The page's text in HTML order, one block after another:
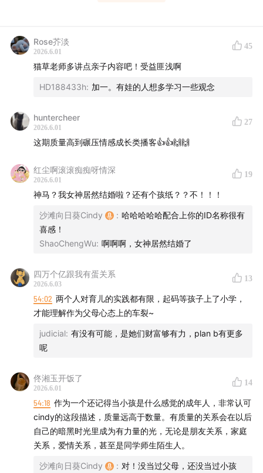
财务上还能提供什么吗？
会增加分配的“不均衡”，提高基尼系数，让资本回报高于
劳动回报，在投资上挣一个β收益，选择在最简单的地方
躺平，投资是为了把时间和爱好，花在别处。
了解。
还有什么“行李”可以随行一生？
一个可以让疼痛生长的空间；
交给他：善良是给别人的，快乐是给自己的。
也一定还有别的，欢迎一起留言，把自己重养一遍~
🎯时间轴：
neko:对小孩的目标函数非常简单:快乐、善良、身心
健康。
生物学的红皇后理论:跑的足够快，才可以停在原
Rose芥淡
2026.6.01
45
猫草老师多讲点亲子内容吧！受益匪浅啊
HD188433h: 加一。有娃的人想多学习一些观念
huntercheer
2026.6.01
27
这期质量高到碾压情感成长类播客👍👍🙌🙌
红尘啊滚滚痴痴呀情深
2026.6.01
19
神马？我女神居然结婚啦？还有个孩纸？？不！！！
沙滩向日葵Cindy : 哈哈哈哈哈配合上你的ID名称很有
喜感！
ShaoChengWu: 啊啊啊，女神居然结婚了
四万个亿跟我有蛋关系
2026.6.03
13
54:02 两个人对育儿的实践都有限，起码等孩子上了小学，
才能理解作为父母心态上的车裂~
judicial: 有没有可能，是她们财富够有力，plan b有更多
呢
佟湘玉开饭了
2026.6.01
14
54:18 作为一个还记得当小孩是什么感觉的成年人，非常认可
cindy的这段描述，质量远高于数量。有质量的关系会在以后
自己的暗黑时光里成为有力量的光，无论是朋友关系，家庭
关系，爱情关系，甚至是同学师生陌生人。
沙滩向日葵Cindy : 对！没当过父母，还没当过小孩